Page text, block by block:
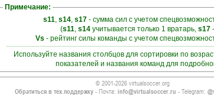
Примечание:
s11, s14, s17- сумма сил с учетом
(s11, s14 учитывается только 1 вратарь, s17
Vs - рейтинг силы команды с учетом
Используйте названия столбцов для сортировки по
показателей и названия команд для
© 2001-2026 virtualsoccer.org
Обратиться в тех.поддержку- Почта: info@virtualsoccer.ru - Telegram: